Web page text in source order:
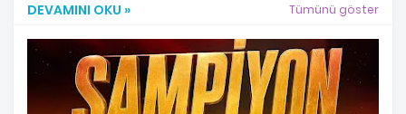
DEVAMINI OKU » Tümünü göster